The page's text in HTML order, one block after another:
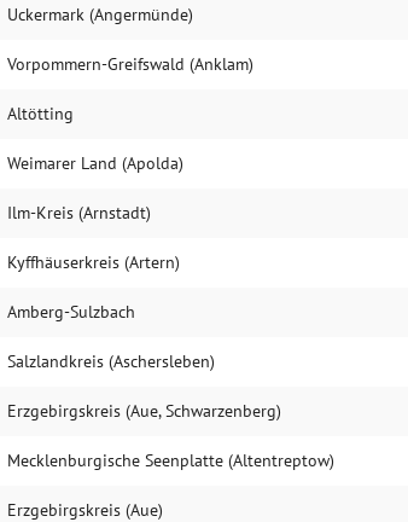
Uckermark (Angermünde)
Vorpommern-Greifswald (Anklam)
Altötting
Weimarer Land (Apolda)
Ilm-Kreis (Arnstadt)
Kyffhäuserkreis (Artern)
Amberg-Sulzbach
Salzlandkreis (Aschersleben)
Erzgebirgskreis (Aue, Schwarzenberg)
Mecklenburgische Seenplatte (Alten­treptow)
Erzgebirgskreis (Aue)